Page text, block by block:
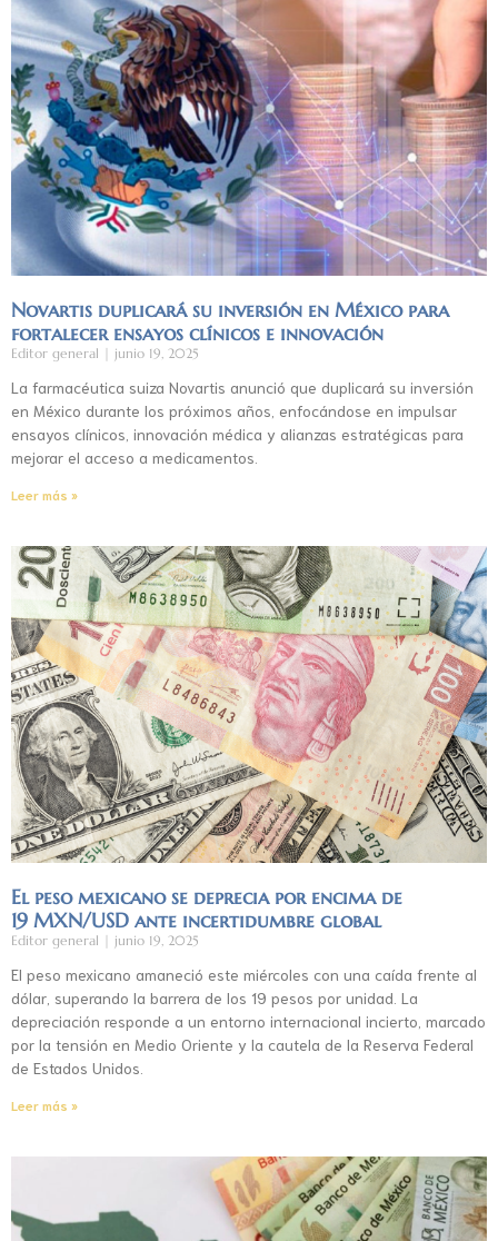
Novartis duplicará su inversión en México para
fortalecer ensayos clínicos e innovación
Editor general junio 19, 2025
La farmacéutica suiza Novartis anunció que duplicará su inversión
en México durante los próximos años, enfocándose en impulsar
ensayos clínicos, innovación médica y alianzas estratégicas para
mejorar el acceso a medicamentos.
Leer más »
El peso mexicano se deprecia por encima de
19 MXN/USD ante incertidumbre global
Editor general junio 19, 2025
El peso mexicano amaneció este miércoles con una caída frente al
dólar, superando la barrera de los 19 pesos por unidad. La
depreciación responde a un entorno internacional incierto, marcado
por la tensión en Medio Oriente y la cautela de la Reserva Federal
de Estados Unidos.
Leer más »